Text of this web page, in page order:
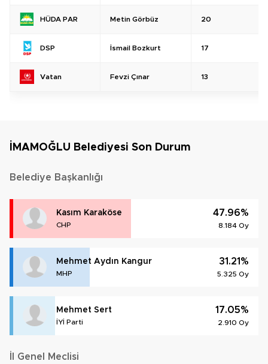
HÜDA PAR Metin Görbüz 20
DSP İsmail Bozkurt 17
Vatan Fevzi Çınar 13
İMAMOĞLU Belediyesi Son Durum
Belediye Başkanlığı
Kasım Karaköse
CHP
47.96%
8.184 Oy
Mehmet Aydın Kangur
MHP
31.21%
5.325 Oy
Mehmet Sert
İYİ Parti
17.05%
2.910 Oy
İl Genel Meclisi